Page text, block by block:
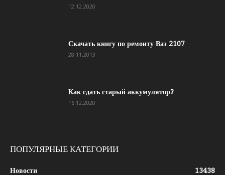
12.12.2020
Скачать книгу по ремонту Ваз 2107
28.11.2013
Как сдать старый аккумулятор?
16.12.2020
ПОПУЛЯРНЫЕ КАТЕГОРИИ
Новости 13438